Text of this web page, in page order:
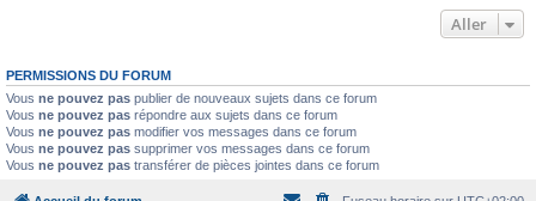
Aller
PERMISSIONS DU FORUM
Vous ne pouvez pas publier de nouveaux sujets dans ce forum
Vous ne pouvez pas répondre aux sujets dans ce forum
Vous ne pouvez pas modifier vos messages dans ce forum
Vous ne pouvez pas supprimer vos messages dans ce forum
Vous ne pouvez pas transférer de pièces jointes dans ce forum